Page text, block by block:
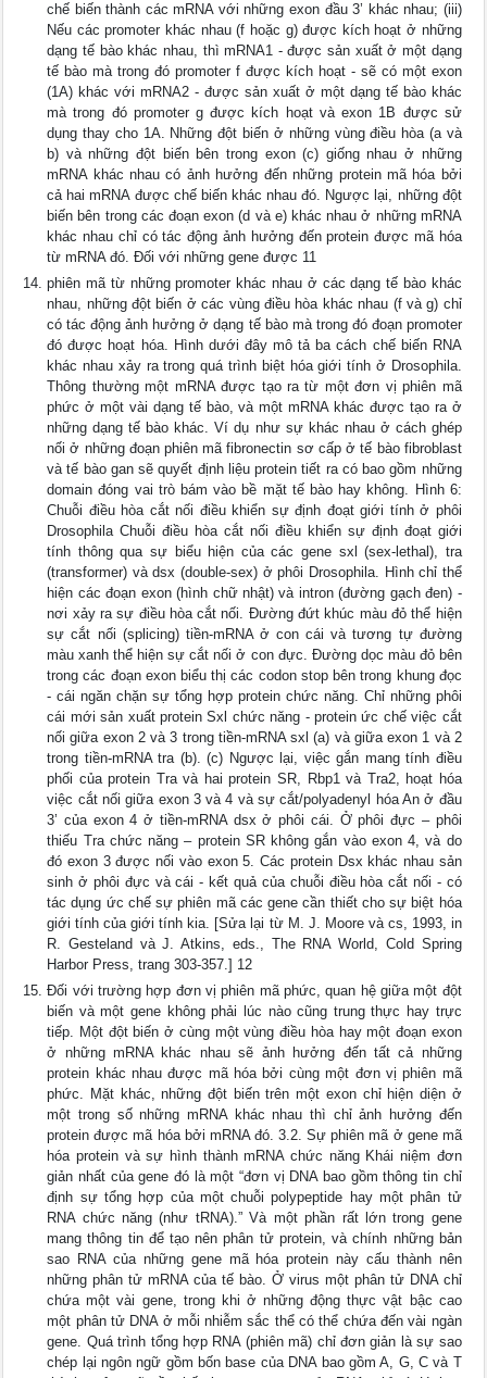
chế biến thành các mRNA với những exon đầu 3’ khác nhau; (iii)
Nếu các promoter khác nhau (f hoặc g) được kích hoạt ở những
dạng tế bào khác nhau, thì mRNA1 - được sản xuất ở một dạng
tế bào mà trong đó promoter f được kích hoạt - sẽ có một exon
(1A) khác với mRNA2 - được sản xuất ở một dạng tế bào khác
mà trong đó promoter g được kích hoạt và exon 1B được sử
dụng thay cho 1A. Những đột biến ở những vùng điều hòa (a và
b) và những đột biến bên trong exon (c) giống nhau ở những
mRNA khác nhau có ảnh hưởng đến những protein mã hóa bởi
cả hai mRNA được chế biến khác nhau đó. Ngược lại, những đột
biến bên trong các đoạn exon (d và e) khác nhau ở những mRNA
khác nhau chỉ có tác động ảnh hưởng đến protein được mã hóa
từ mRNA đó. Đối với những gene được 11
phiên mã từ những promoter khác nhau ở các dạng tế bào khác
nhau, những đột biến ở các vùng điều hòa khác nhau (f và g) chỉ
có tác động ảnh hưởng ở dạng tế bào mà trong đó đoạn promoter
đó được hoạt hóa. Hình dưới đây mô tả ba cách chế biến RNA
khác nhau xảy ra trong quá trình biệt hóa giới tính ở Drosophila.
Thông thường một mRNA được tạo ra từ một đơn vị phiên mã
phức ở một vài dạng tế bào, và một mRNA khác được tạo ra ở
những dạng tế bào khác. Ví dụ như sự khác nhau ở cách ghép
nối ở những đoạn phiên mã fibronectin sơ cấp ở tế bào fibroblast
và tế bào gan sẽ quyết định liệu protein tiết ra có bao gồm những
domain đóng vai trò bám vào bề mặt tế bào hay không. Hình 6:
Chuỗi điều hòa cắt nối điều khiển sự định đoạt giới tính ở phôi
Drosophila Chuỗi điều hòa cắt nối điều khiển sự định đoạt giới
tính thông qua sự biểu hiện của các gene sxl (sex-lethal), tra
(transformer) và dsx (double-sex) ở phôi Drosophila. Hình chỉ thể
hiện các đoạn exon (hình chữ nhật) và intron (đường gạch đen) -
nơi xảy ra sự điều hòa cắt nối. Đường đứt khúc màu đỏ thể hiện
sự cắt nối (splicing) tiền-mRNA ở con cái và tương tự đường
màu xanh thể hiện sự cắt nối ở con đực. Đường dọc màu đỏ bên
trong các đoạn exon biểu thị các codon stop bên trong khung đọc
- cái ngăn chặn sự tổng hợp protein chức năng. Chỉ những phôi
cái mới sản xuất protein Sxl chức năng - protein ức chế việc cắt
nối giữa exon 2 và 3 trong tiền-mRNA sxl (a) và giữa exon 1 và 2
trong tiền-mRNA tra (b). (c) Ngược lại, việc gắn mang tính điều
phối của protein Tra và hai protein SR, Rbp1 và Tra2, hoạt hóa
việc cắt nối giữa exon 3 và 4 và sự cắt/polyadenyl hóa An ở đầu
3’ của exon 4 ở tiền-mRNA dsx ở phôi cái. Ở phôi đực – phôi
thiếu Tra chức năng – protein SR không gắn vào exon 4, và do
đó exon 3 được nối vào exon 5. Các protein Dsx khác nhau sản
sinh ở phôi đực và cái - kết quả của chuỗi điều hòa cắt nối - có
tác dụng ức chế sự phiên mã các gene cần thiết cho sự biệt hóa
giới tính của giới tính kia. [Sửa lại từ M. J. Moore và cs, 1993, in
R. Gesteland và J. Atkins, eds., The RNA World, Cold Spring
Harbor Press, trang 303-357.] 12
Đối với trường hợp đơn vị phiên mã phức, quan hệ giữa một đột
biến và một gene không phải lúc nào cũng trung thực hay trực
tiếp. Một đột biến ở cùng một vùng điều hòa hay một đoạn exon
ở những mRNA khác nhau sẽ ảnh hưởng đến tất cả những
protein khác nhau được mã hóa bởi cùng một đơn vị phiên mã
phức. Mặt khác, những đột biến trên một exon chỉ hiện diện ở
một trong số những mRNA khác nhau thì chỉ ảnh hưởng đến
protein được mã hóa bởi mRNA đó. 3.2. Sự phiên mã ở gene mã
hóa protein và sự hình thành mRNA chức năng Khái niệm đơn
giản nhất của gene đó là một “đơn vị DNA bao gồm thông tin chỉ
định sự tổng hợp của một chuỗi polypeptide hay một phân tử
RNA chức năng (như tRNA).” Và một phần rất lớn trong gene
mang thông tin để tạo nên phân tử protein, và chính những bản
sao RNA của những gene mã hóa protein này cấu thành nên
những phân tử mRNA của tế bào. Ở virus một phân tử DNA chỉ
chứa một vài gene, trong khi ở những động thực vật bậc cao
một phân tử DNA ở mỗi nhiễm sắc thể có thể chứa đến vài ngàn
gene. Quá trình tổng hợp RNA (phiên mã) chỉ đơn giản là sự sao
chép lại ngôn ngữ gồm bốn base của DNA bao gồm A, G, C và T